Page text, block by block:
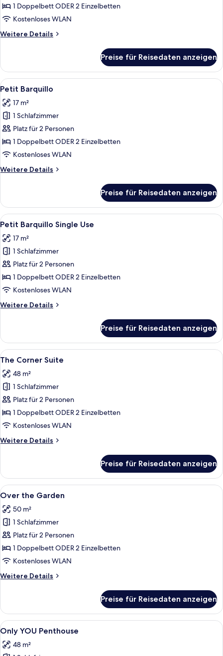
1 Doppelbett ODER 2 Einzelbetten
Kostenloses WLAN
Weitere Details
Weitere
Preise für Reisedaten anzeigen
Alle
Fotos
für
Petit
Barquillo
anzeigen
Daunenbettdecken, Minibar,
6
Petit Barquillo
17 m²
1 Schlafzimmer
Platz für 2 Personen
1 Doppelbett ODER 2 Einzelbetten
Kostenloses WLAN
Weitere Details
Weitere
Barquillo
Preise für Reisedaten anzeigen
Alle
Fotos
für
Petit
Barquillo
Single
Use
Daunenbettdecken, Minibar,
6
Petit Barquillo Single Use
17 m²
1 Schlafzimmer
Platz für 2 Personen
1 Doppelbett ODER 2 Einzelbetten
Kostenloses WLAN
Weitere Details
Weitere
Barquillo
Single
Use
Preise für Reisedaten anzeigen
Alle
Fotos
für
The
Corner
Suite
anzeigen
Daunenbettdecken, Minibar,
7
The Corner Suite
48 m²
1 Schlafzimmer
Platz für 2 Personen
1 Doppelbett ODER 2 Einzelbetten
Kostenloses WLAN
Weitere Details
Weitere
Corner
Suite
Preise für Reisedaten anzeigen
Alle
Fotos
für
Over
the
Garden
anzeigen
Daunenbettdecken, Minibar,
5
Over the Garden
50 m²
1 Schlafzimmer
Platz für 2 Personen
1 Doppelbett ODER 2 Einzelbetten
Kostenloses WLAN
Weitere Details
Weitere
the
Garden
Preise für Reisedaten anzeigen
Alle
Fotos
für
50-Zoll-LED-Fernseher mit
11
Only YOU Penthouse
48 m²